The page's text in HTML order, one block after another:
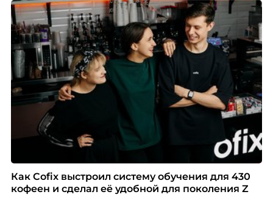
«свадебного генерала», почему стандартные
системы оценки часто упускают самых талантливых
людей и как выявить лидерский потенциал ещё до
того, как он проявится в цифрах KPI, рассказывает
Тимур Соколов, ключевой эксперт по
стратегическому развитию и формированию
культуры лидерства в организациях.
Как Cofix выстроил систему обучения для 430
кофеен и сделал её удобной для поколения Z